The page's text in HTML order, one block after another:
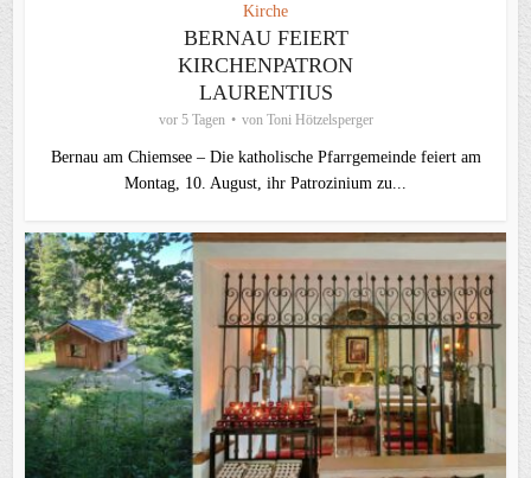
Kirche
BERNAU FEIERT
KIRCHENPATRON
LAURENTIUS
vor 5 Tagen von Toni Hötzelsperger
Bernau am Chiemsee – Die katholische Pfarrgemeinde feiert am
Montag, 10. August, ihr Patrozinium zu...